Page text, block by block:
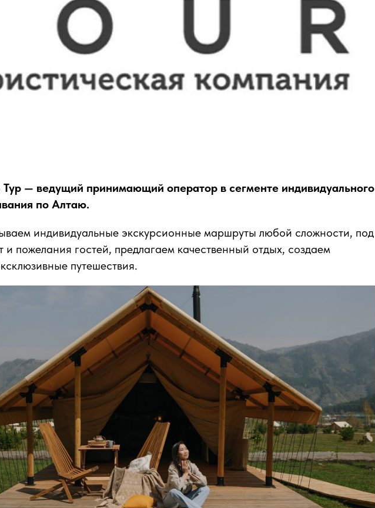
— ведущий принимающий оператор в сегменте индивидуального
по Алтаю.
индивидуальные экскурсионные маршруты любой сложности, под
пожелания гостей, предлагаем качественный отдых, создаем
путешествия.